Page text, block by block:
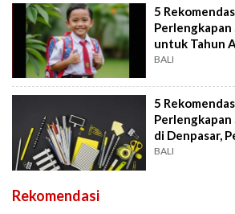
5
Perlengkapan
untuk Tahun
BALI
5
Perlengkapan
di Denpasar,
Ajaran Baru
BALI
Rekomendasi